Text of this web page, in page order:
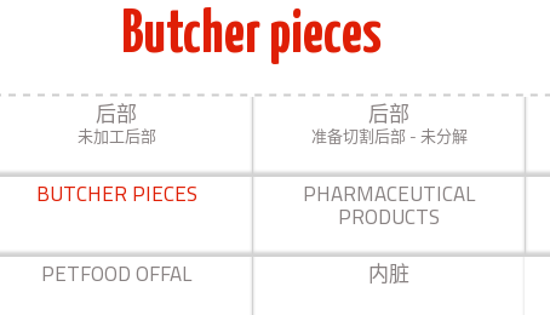
Butcher pieces
后部
未加工后部
后部
准备切割后部 - 未分解
BUTCHER PIECES PHARMACEUTICAL
PRODUCTS
PETFOOD OFFAL 内脏